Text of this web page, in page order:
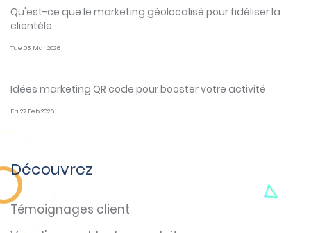
Qu'est-ce que le marketing géolocalisé pour fidéliser la
clientèle
Tue 03 Mar 2026
Idées marketing QR code pour booster votre activité
Fri 27 Feb 2026
Découvrez
Témoignages client